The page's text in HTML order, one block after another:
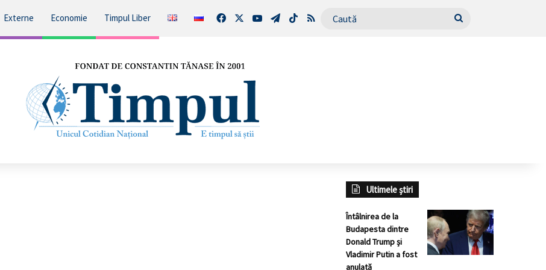
Externe Economie Timpul Liber FacebookYouTubeTelegram
TikTokRSS Caută
Ultimele știri
Întâlnirea de la
Budapesta dintre
Donald Trump și
Vladimir Putin a fost
anulată